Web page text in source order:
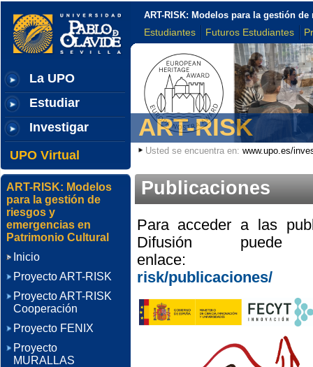
La UPO
Estudiar
Investigar
UPO Virtual
ART-RISK: Modelos para la gestión
Estudiantes Futuros Estudiantes
ART-RISK
Usted se encuentra en: www.upo.es/
Publicaciones
Para acceder a las
Difusión puede
risk/publicaciones/
ART-RISK: Modelos
para la gestión de
riesgos y
emergencias en
Patrimonio Cultural
Inicio
Proyecto ART-RISK
Proyecto ART-RISK
Cooperación
Proyecto FENIX
Proyecto
MURALLAS